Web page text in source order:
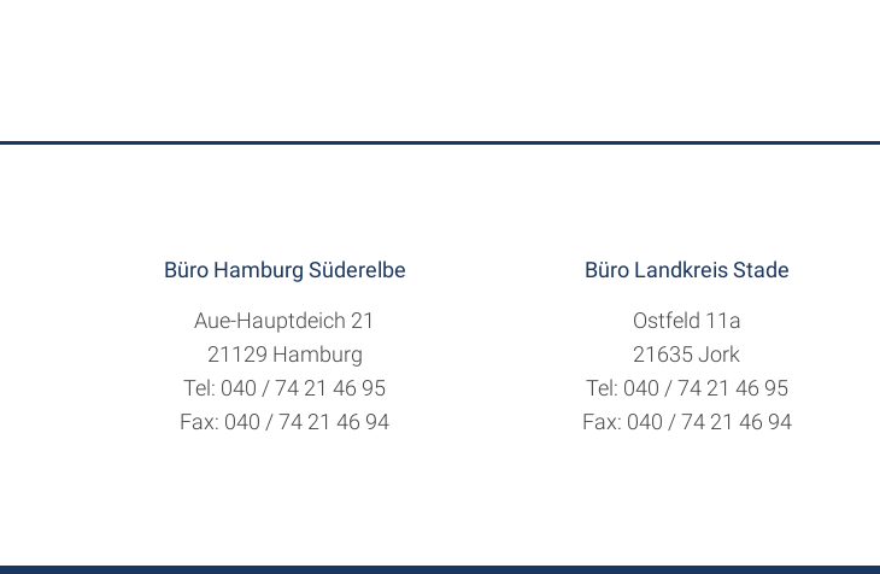
Büro Hamburg Süderelbe
Aue-Hauptdeich 21
21129 Hamburg
Tel: 040 / 74 21 46 95
Fax: 040 / 74 21 46 94
Büro Landkreis Stade
Ostfeld 11a
21635 Jork
Tel: 040 / 74 21 46 95
Fax: 040 / 74 21 46 94